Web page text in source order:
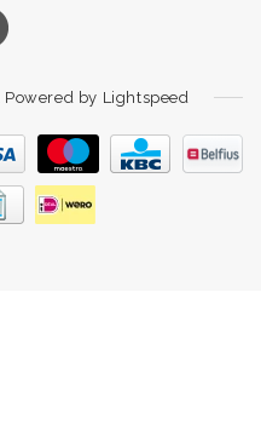
Powered by Lightspeed